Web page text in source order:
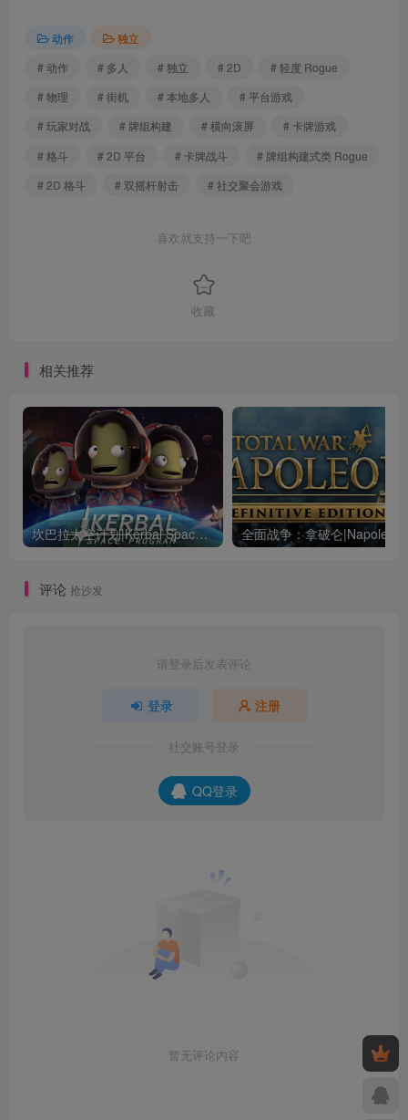
动作
独立
# 动作
# 多人 # 独立 # 2D
# 轻度 Rogue
# 物理
# 街机 # 本地多人
# 平台游戏
# 玩家对战
# 牌组构建 # 横向滚屏
# 卡牌游戏
# 格斗
# 2D 平台 # 卡牌战斗
# 牌组构建式类 Rogue
# 2D 格斗
# 双摇杆射击 # 社交聚会游戏
喜欢就支持一下吧
收藏
相关推荐
坎巴拉太空计划|Kerbal Space Program|1.12.5.3190|整合全DLC
评论 抢沙发
请登录后发表评论
登录 注册
社交账号登录
QQ登录
暂无评论内容